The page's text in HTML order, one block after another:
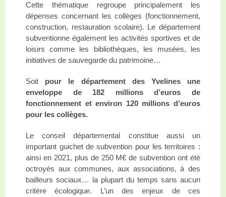
Cette thématique regroupe principalement les
dépenses concernant les collèges (fonctionnement,
construction, restauration scolaire). Le département
subventionne également les activités sportives et de
loisirs comme les bibliothèques, les musées, les
initiatives de sauvegarde du patrimoine…
Soit pour le département des Yvelines une
enveloppe de 182 millions d’euros de
fonctionnement et environ 120 millions d’euros
pour les collèges.
Le conseil départemental constitue aussi un
important guichet de subvention pour les territoires :
ainsi en 2021, plus de 250 M€ de subvention ont été
octroyés aux communes, aux associations, à des
bailleurs sociaux… la plupart du temps sans aucun
critère écologique. L’un des enjeux de ces